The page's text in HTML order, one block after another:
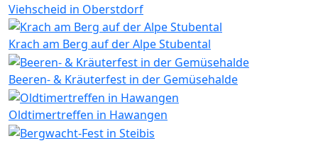
Viehscheid in Oberstdorf
Krach am Berg auf der Alpe Stubental
Beeren- & Kräuterfest in der Gemüsehalde
Oldtimertreffen in Hawangen